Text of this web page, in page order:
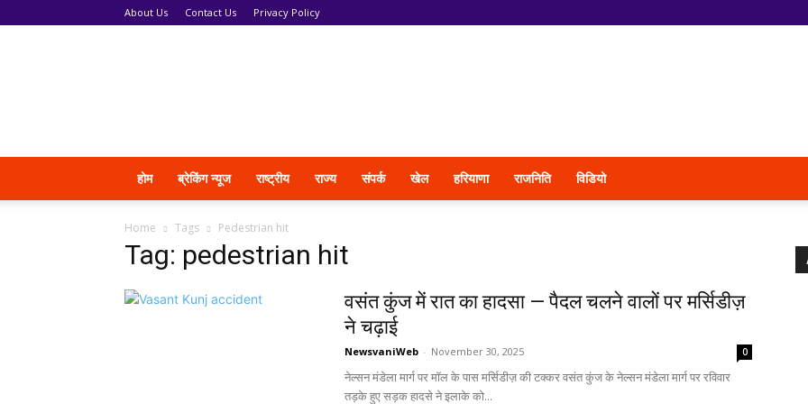
About Us Contact Us Privacy Policy
होम ब्रेकिंग न्यूज राष्ट्रीय राज्य संपर्क खेल हरियाणा राजनिति विडियो
Home Tags Pedestrian hit
Tag: pedestrian hit
वसंत कुंज में रात का हादसा — पैदल चलने वालों पर मर्सिडीज़
ने चढ़ाई
NewsvaniWeb - November 30, 2025 0
नेल्सन मंडेला मार्ग पर मॉल के पास मर्सिडीज़ की टक्कर वसंत कुंज के नेल्सन मंडेला मार्ग पर रविवार
तड़के हुए सड़क हादसे ने इलाके को...